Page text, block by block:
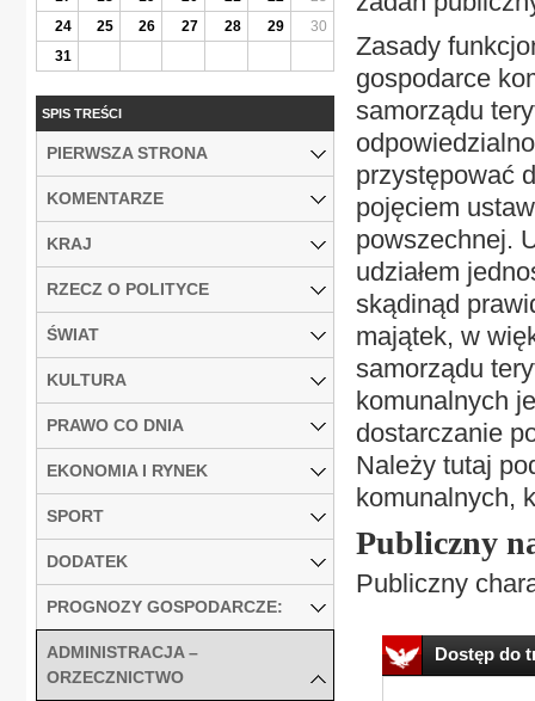
Zasady
gospodarce
samorządu
przystępować
pojęciem
powszechnej.
udziałem
skądinąd
majątek, w
samorządu
komunalnych
dostarczanie
Należy tutaj
komunalnych,
Publiczny
Publiczny
Dostęp do
24
25 26 27 28 29
30
31
SPIS TREŚCI
PIERWSZA STRONA
KOMENTARZE
KRAJ
RZECZ O POLITYCE
ŚWIAT
KULTURA
PRAWO CO DNIA
EKONOMIA I RYNEK
SPORT
DODATEK
PROGNOZY GOSPODARCZE:
ADMINISTRACJA –
ORZECZNICTWO